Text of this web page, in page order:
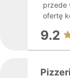
przede
ofertę
9.2